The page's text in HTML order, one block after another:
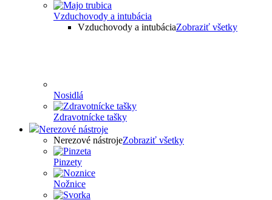
Vzduchovody a intubácia
Vzduchovody a intubáciaZobraziť všetky
Nosidlá
Zdravotnícke tašky
Nerezové nástroje
Nerezové nástrojeZobraziť všetky
Pinzety
Nožnice